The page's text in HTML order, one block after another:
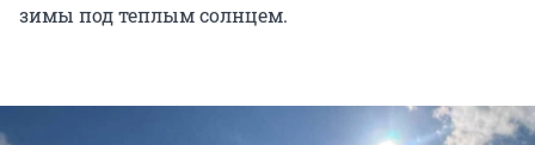
зимы под теплым солнцем.